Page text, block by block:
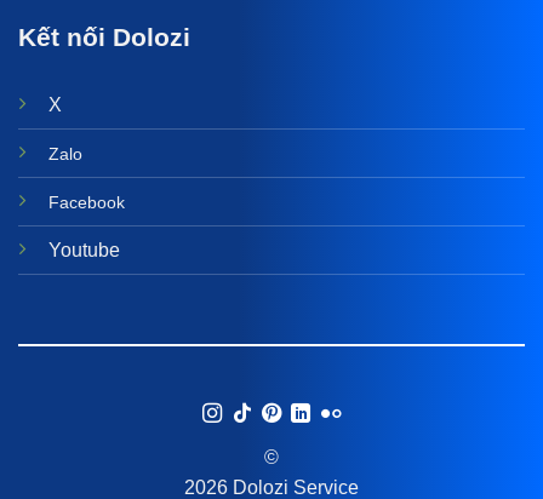
Kết nối Dolozi
X
Zalo
Facebook
Youtube
©
2026 Dolozi Service